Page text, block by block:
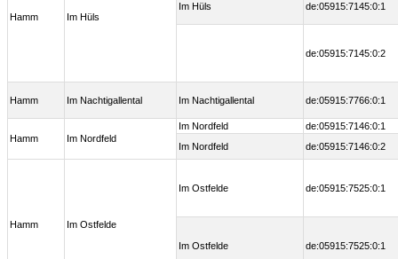
Hamm Im Hüls
Im Hüls de:05915:7145:0:1
de:05915:7145:0:2
Hamm Im Nachtigallental Im Nachtigallental de:05915:7766:0:1
Hamm Im Nordfeld
Im Nordfeld
de:05915:7146:0:1
Im Nordfeld
de:05915:7146:0:2
Hamm Im Ostfelde
Im Ostfelde de:05915:7525:0:1
Im Ostfelde de:05915:7525:0:1